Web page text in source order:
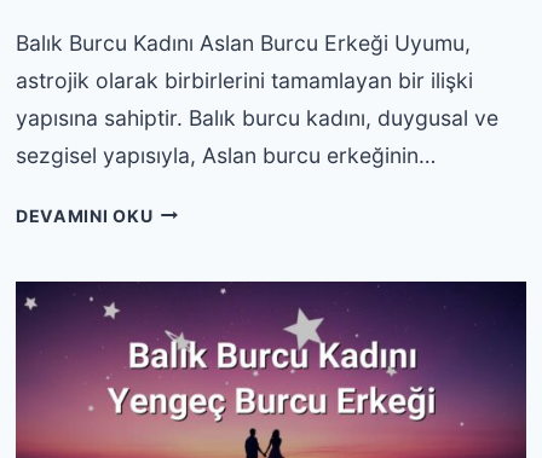
Balık Burcu Kadını Aslan Burcu Erkeği Uyumu,
astrojik olarak birbirlerini tamamlayan bir ilişki
yapısına sahiptir. Balık burcu kadını, duygusal ve
sezgisel yapısıyla, Aslan burcu erkeğinin…
DEVAMINI OKUBALIK
BURCU
ERKEĞI
UYUMU